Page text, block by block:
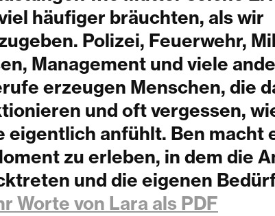
häufiger bräuchten, als wir
Polizei, Feuerwehr,
Management und viele
erzeugen Menschen, die
und oft vergessen,
eigentlich anfühlt. Ben macht
zu erleben, in dem die
und die eigenen
Worte von Lara als PDF